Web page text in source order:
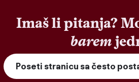
Imaš li pitanja?
barem
Poseti stranicu sa često